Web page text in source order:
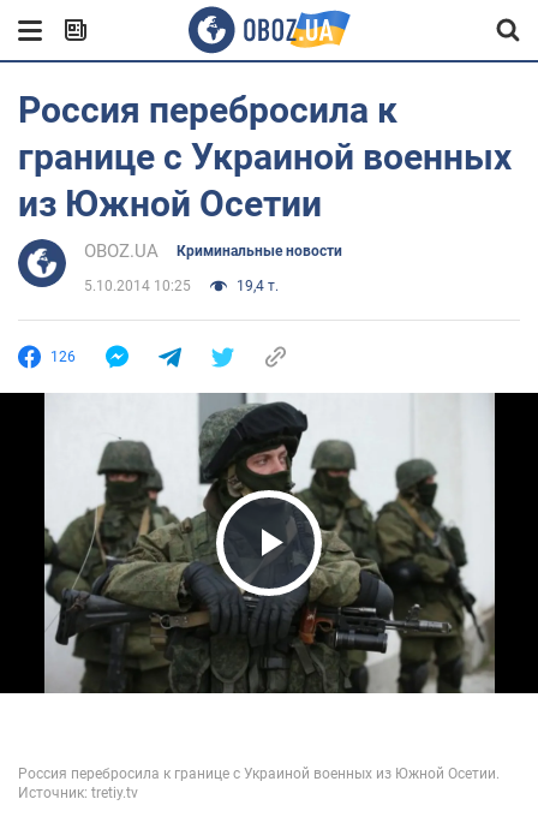
Россия перебросила к
границе с Украиной военных
из Южной Осетии
OBOZ.UA Криминальные новости
5.10.2014 10:25 19,4 т.
126
Play Video